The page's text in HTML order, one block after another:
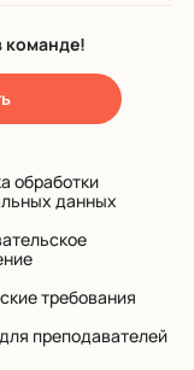
команде!
обработки
данных
требования
преподавателей